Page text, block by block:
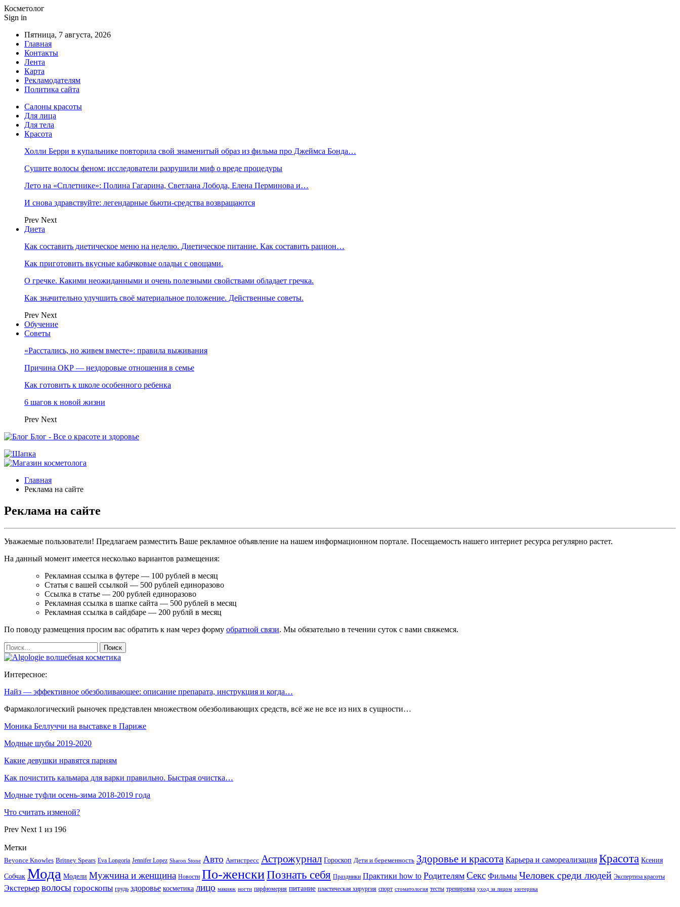
Косметолог
Sign in
Пятница, 7 августа, 2026
Главная
Контакты
Лента
Карта
Рекламодателям
Политика сайта
Салоны красоты
Для лица
Для тела
Красота
Холли Берри в купальнике повторила свой знаменитый образ из фильма про Джеймса Бонда…
Сушите волосы феном: исследователи разрушили миф о вреде процедуры
Лето на «Сплетнике»: Полина Гагарина, Светлана Лобода, Елена Перминова и…
И снова здравствуйте: легендарные бьюти-средства возвращаются
Prev Next
Диета
Как составить диетическое меню на неделю. Диетическое питание. Как составить рацион…
Как приготовить вкусные кабачковые оладьи с овощами.
О гречке. Какими неожиданными и очень полезными свойствами обладает гречка.
Как значительно улучшить своё материальное положение. Действенные советы.
Prev Next
Обучение
Советы
«Расстались, но живем вместе»: правила выживания
Причина ОКР — нездоровые отношения в семье
Как готовить к школе особенного ребенка
6 шагов к новой жизни
Prev Next
Блог - Все о красоте и здоровье
Главная
Реклама на сайте
Реклама на сайте
Уважаемые пользователи! Предлагаем разместить Ваше рекламное объявление на нашем информационном портале. Посещаемость нашего интернет ресурса регулярно растет.
На данный момент имеется несколько вариантов размещения:
Рекламная ссылка в футере — 100 рублей в месяц
Статья с вашей ссылкой — 500 рублей единоразово
Ссылка в статье — 200 рублей единоразово
Рекламная ссылка в шапке сайта — 500 рублей в месяц
Рекламная ссылка в сайдбаре — 200 рублй в месяц
По поводу размещения просим вас обратить к нам через форму обратной связи. Мы обязательно в течении суток с вами свяжемся.
Интересное:
Найз — эффективное обезболивающее: описание препарата, инструкция и когда…
Фармакологический рыночек представлен множеством обезболивающих средств, всё же не все из них в сущности…
Моника Беллуччи на выставке в Париже
Модные шубы 2019-2020
Какие девушки нравятся парням
Как почистить кальмара для варки правильно. Быстрая очистка…
Модные туфли осень-зима 2018-2019 года
Что считать изменой?
Prev Next 1 из 196
Метки
Beyonce Knowles Britney Spears Eva Longoria Jennifer Lopez Sharon Stone Авто Антистресс Астрожурнал Гороскоп Дети и беременность Здоровье и красота Карьера и самореализация Красота Ксения
Собчак Мода Модели Мужчина и женщина Новости По-женскиПознать себя Праздники Практики how to Родителям Секс Фильмы Человек среди людей Экспертиза красоты
Экстерьер волосы гороскопы грудь здоровье косметика лицо макияж ногти парфюмерия питание пластическая хирургия спорт стоматология тесты тренировка уход за лицом эзотерика